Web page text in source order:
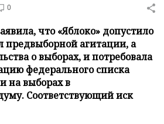
0
что «Яблоко» допустило
агитации, а
о выборах, и потребовала
федерального списка
на выборах в
Соответствующий иск